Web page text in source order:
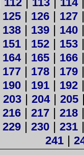
125 | 126 | 127
138 | 139 | 140
151 | 152 | 153
164| 165 | 166
177 | 178 | 179
190 | 191 | 192
203| 204| 205
216 | 217 | 218
229 | 230 | 231
241|